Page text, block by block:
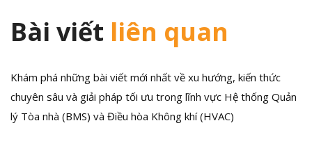
Bài viết liên quan
Khám phá những bài viết mới nhất về xu hướng, kiến thức
chuyên sâu và giải pháp tối ưu trong lĩnh vực Hệ thống Quản
lý Tòa nhà (BMS) và Điều hòa Không khí (HVAC)